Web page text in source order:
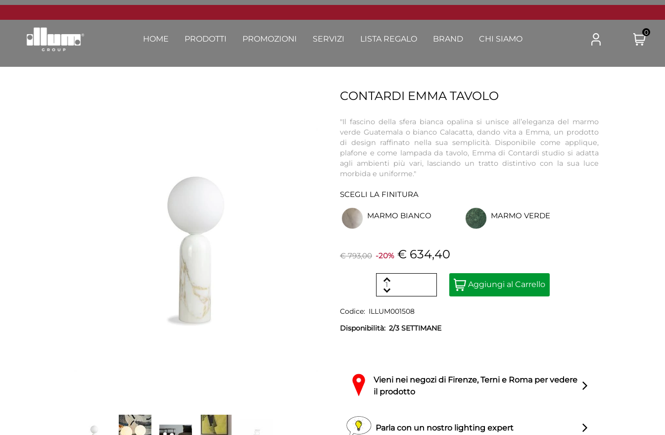
HOME PRODOTTI PROMOZIONI SERVIZI LISTA REGALO BRAND CHI SIAMO
0
CONTARDI EMMA TAVOLO
"Il fascino della sfera bianca opalina si unisce all’eleganza del marmo
verde Guatemala o bianco Calacatta, dando vita a Emma, un prodotto
di design raffinato nella sua semplicità. Disponibile come applique,
plafone e come lampada da tavolo, Emma di Contardi studio si adatta
agli ambienti più vari, lasciando un tratto distintivo con la sua luce
morbida e uniforme."
SCEGLI LA FINITURA
MARMO BIANCO MARMO VERDE
€ 793,00 -20% € 634,40
Quantity
Aggiungi al Carrello
Codice: ILLUM001508
Disponibilità: 2/3 SETTIMANE
Vieni nei negozi di Firenze, Terni e Roma per vedere
il prodotto
Parla con un nostro lighting expert